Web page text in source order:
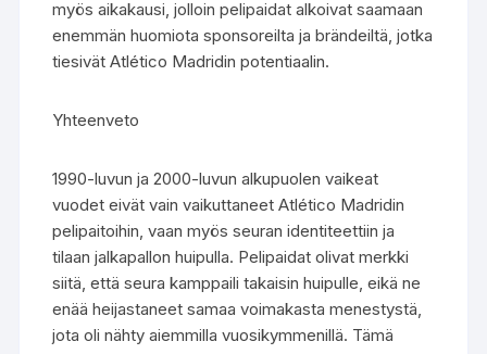
myös aikakausi, jolloin pelipaidat alkoivat saamaan
enemmän huomiota sponsoreilta ja brändeiltä, jotka
tiesivät Atlético Madridin potentiaalin.
Yhteenveto
1990-luvun ja 2000-luvun alkupuolen vaikeat
vuodet eivät vain vaikuttaneet Atlético Madridin
pelipaitoihin, vaan myös seuran identiteettiin ja
tilaan jalkapallon huipulla. Pelipaidat olivat merkki
siitä, että seura kamppaili takaisin huipulle, eikä ne
enää heijastaneet samaa voimakasta menestystä,
jota oli nähty aiemmilla vuosikymmenillä. Tämä